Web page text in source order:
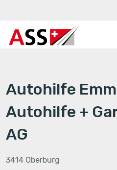
Autohilfe
Autohilfe +
AG
3414 Oberburg